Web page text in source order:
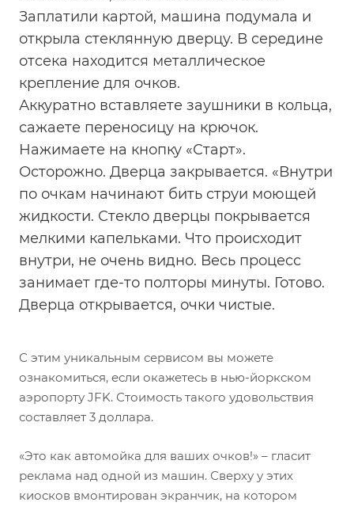
Заплатили картой, машина подумала и
открыла стеклянную дверцу. В середине
отсека находится металлическое
крепление для очков.
Аккуратно вставляете заушники в кольца,
сажаете переносицу на крючок.
Нажимаете на кнопку «Старт».
Осторожно. Дверца закрывается. «Внутри
по очкам начинают бить струи моющей
жидкости. Стекло дверцы покрывается
мелкими капельками. Что происходит
внутри, не очень видно. Весь процесс
занимает где-то полторы минуты. Готово.
Дверца открывается, очки чистые.
С этим уникальным сервисом вы можете
ознакомиться, если окажетесь в нью-йоркском
аэропорту JFK. Стоимость такого удовольствия
составляет 3 доллара.
«Это как автомойка для ваших очков!» – гласит
реклама над одной из машин. Сверху у этих
киосков вмонтирован экранчик, на котором